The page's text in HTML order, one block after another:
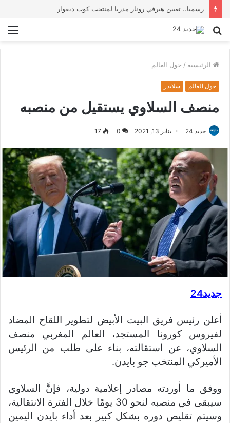
رسميا.. تعيين هيرفي رونار مدربا لمنتخب كوت ديفوار
بحث
الرئيسية / حول العالم
حول العالم سلايدر
منصف السلاوي يستقيل من منصبه
جديد 24 يناير 13, 2021 0
17
جديد24
أعلن رئيس فريق البيت الأبيض لتطوير اللقاح المضاد
لفيروس كورونا المستجد، العالم المغربي منصف
السلاوي، عن استقالته، بناء على طلب من الرئيس
الأميركي المنتخب جو بايدن.
ووفق ما أوردته مصادر إعلامية دولية، فإنَّ السلاوي
سيبقى في منصبه لنحو 30 يومًا خلال الفترة الانتقالية،
وسيتم تقليص دوره بشكل كبير بعد أداء بايدن اليمين